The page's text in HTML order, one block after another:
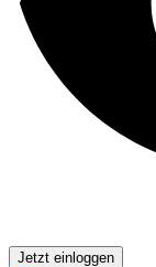
Jetzt einloggen